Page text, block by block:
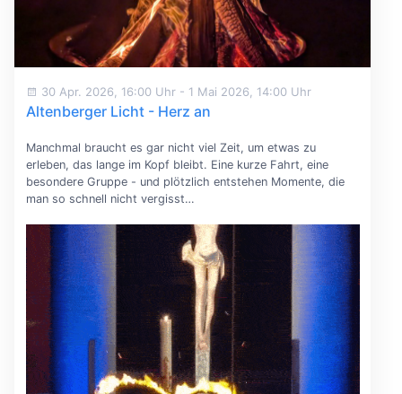
30 Apr. 2026, 16:00 Uhr - 1 Mai 2026, 14:00 Uhr
Altenberger Licht - Herz an
Manchmal braucht es gar nicht viel Zeit, um etwas zu
erleben, das lange im Kopf bleibt. Eine kurze Fahrt, eine
besondere Gruppe - und plötzlich entstehen Momente, die
man so schnell nicht vergisst…